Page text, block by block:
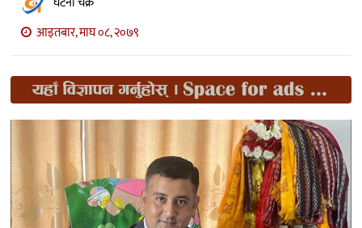
आइतबार, माघ ०८, २०७९